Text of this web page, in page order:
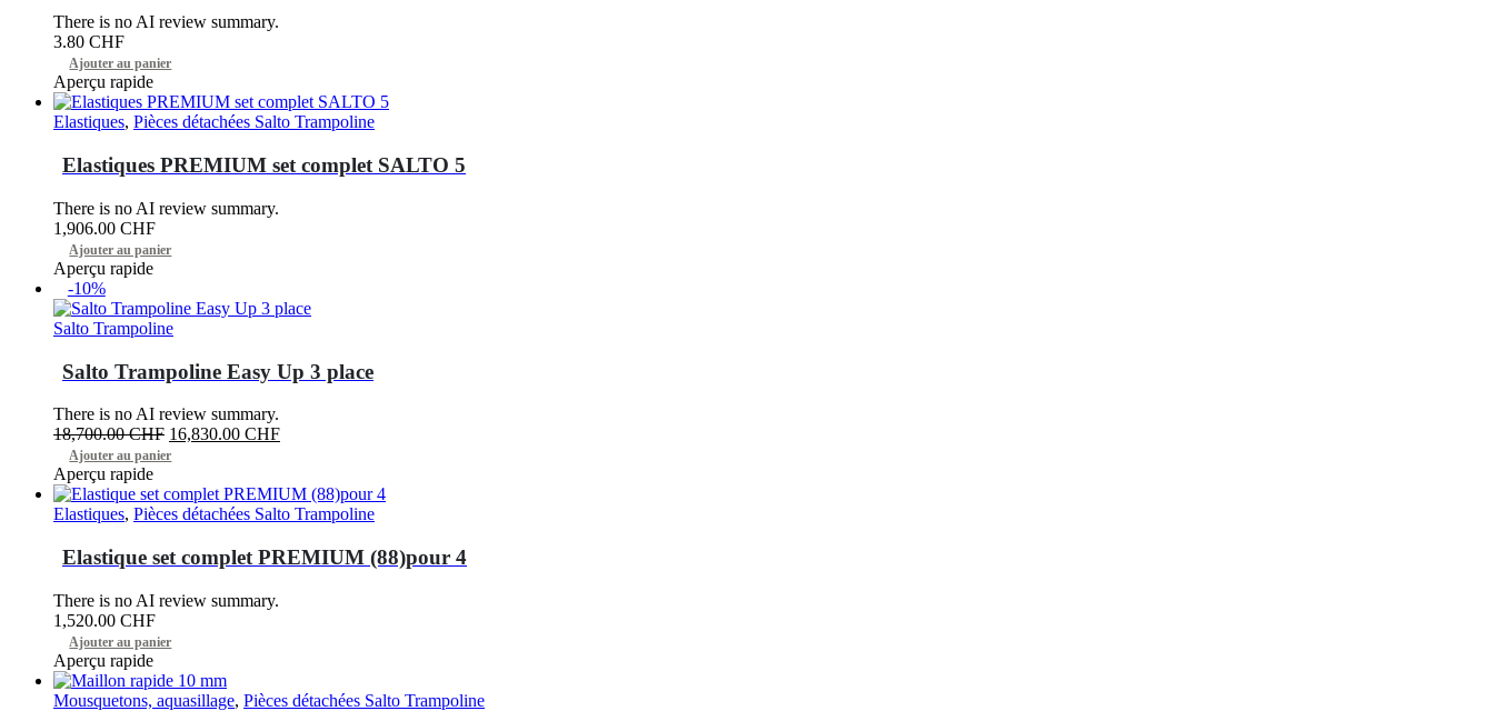
There is no AI review summary.
3.80 CHF
Ajouter au panier
Aperçu rapide
Elastiques, Pièces détachées Salto Trampoline
Elastiques PREMIUM set complet SALTO 5
There is no AI review summary.
1,906.00 CHF
Ajouter au panier
Aperçu rapide
-10%
Salto Trampoline
Salto Trampoline Easy Up 3 place
There is no AI review summary.
18,700.00CHF Le
prix
était :
18,700.00 CHF.
16,830.00 CHFLe
est :
16,830.00 CHF.
Ajouter au panier
Aperçu rapide
Elastiques, Pièces détachées Salto Trampoline
Elastique set complet PREMIUM (88)pour 4
There is no AI review summary.
1,520.00 CHF
Ajouter au panier
Aperçu rapide
Mousquetons, aquasillage, Pièces détachées Salto Trampoline